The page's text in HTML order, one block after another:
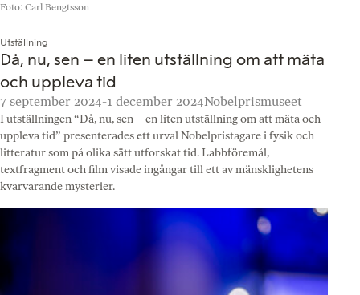
Foto: Carl Bengtsson
Utställning
Då, nu, sen – en liten utställning om att mäta
och uppleva tid
7 september 2024-1 december 2024Nobelprismuseet
I utställningen “Då, nu, sen – en liten utställning om att mäta och
uppleva tid” presenterades ett urval Nobelpristagare i fysik och
litteratur som på olika sätt utforskat tid. Labbföremål,
textfragment och film visade ingångar till ett av mänsklighetens
kvarvarande mysterier.